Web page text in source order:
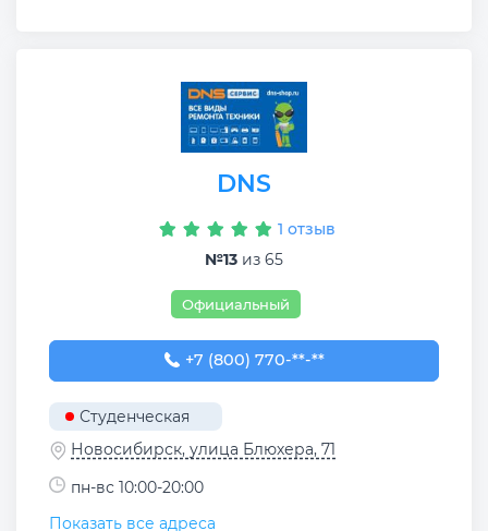
DNS
1 отзыв
№13 из 65
Официальный
+7 (800) 770-78-88
+7 (800) 770-**-**
Студенческая
Новосибирск, улица Блюхера, 71
пн-вс 10:00-20:00
Показать все адреса